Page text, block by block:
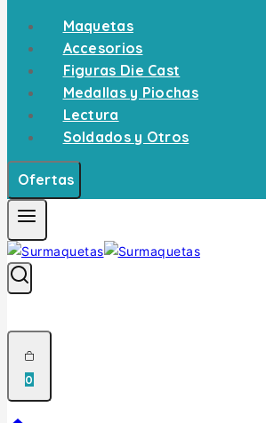
Maquetas
Accesorios
Figuras Die Cast
Medallas y Piochas
Lectura
Soldados y Otros
Ofertas
0